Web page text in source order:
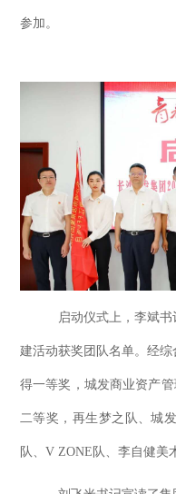
参加。
启动仪式上，李斌书
建活动获奖团队名单。经
得一等奖，城发商业资产
二等奖，再生梦之队、城
队、V ZONE队、李自健美